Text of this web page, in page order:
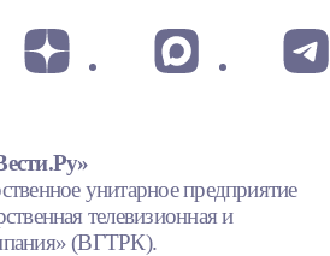
унитарное предприятие
телевизионная и
(ВГТРК).